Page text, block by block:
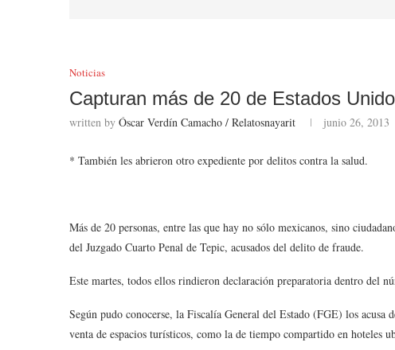
Noticias
Capturan más de 20 de Estados
written by Óscar Verdín Camacho / Relatosnayarit junio 26, 2013
* También les abrieron otro expediente por delitos contra la salud.
Más de 20 personas, entre las que hay no sólo mexicanos, sino
del Juzgado Cuarto Penal de Tepic, acusados del delito de fraude.
Este martes, todos ellos rindieron declaración preparatoria dentro del
Según pudo conocerse, la Fiscalía General del Estado (FGE) los acusa
venta de espacios turísticos, como la de tiempo compartido en hoteles